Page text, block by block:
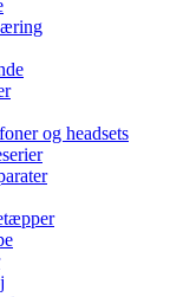
og headsets